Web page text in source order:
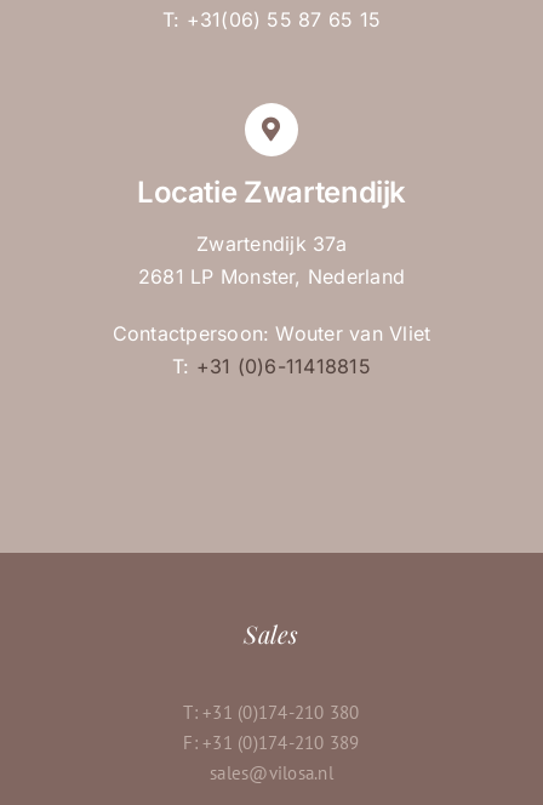
T: +31(06) 55 87 65 15
Locatie Zwartendijk
Zwartendijk 37a
2681 LP Monster, Nederland
Contactpersoon: Wouter van Vliet
T: +31 (0)6-11418815
Sales
T: +31 (0)174-210 380
F: +31 (0)174-210 389
sales@vilosa.nl